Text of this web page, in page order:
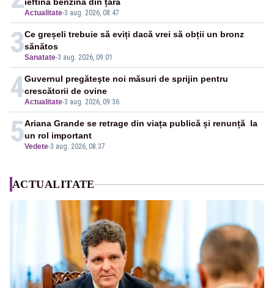
Actualitate-3 aug. 2026, 08:47
3Sanatate-3 aug. 2026, 09:01
Ce greșeli trebuie să eviți dacă vrei să obții un bronz
sănătos
4Actualitate-3 aug. 2026, 09:36
Guvernul pregăteşte noi măsuri de sprijin pentru
crescătorii de ovine
5Vedete-3 aug. 2026, 08:37
Ariana Grande se retrage din viața publică și renunță la
un rol important
ACTUALITATE